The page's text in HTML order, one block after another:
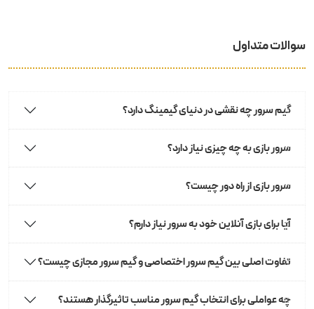
سوالات متداول
گیم سرور چه نقشی در دنیای گیمینگ دارد؟
سرور بازی به چه چیزی نیاز دارد؟
سرور بازی از راه دور چیست؟
آیا برای بازی آنلاین خود به سرور نیاز دارم؟
تفاوت اصلی بین گیم سرور اختصاصی و گیم سرور مجازی چیست؟
چه عواملی برای انتخاب گیم سرور مناسب تاثیرگذار هستند؟